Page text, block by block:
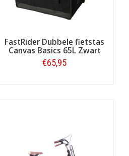
FastRider Dubbele fietstas
Canvas Basics 65L Zwart
€65,95